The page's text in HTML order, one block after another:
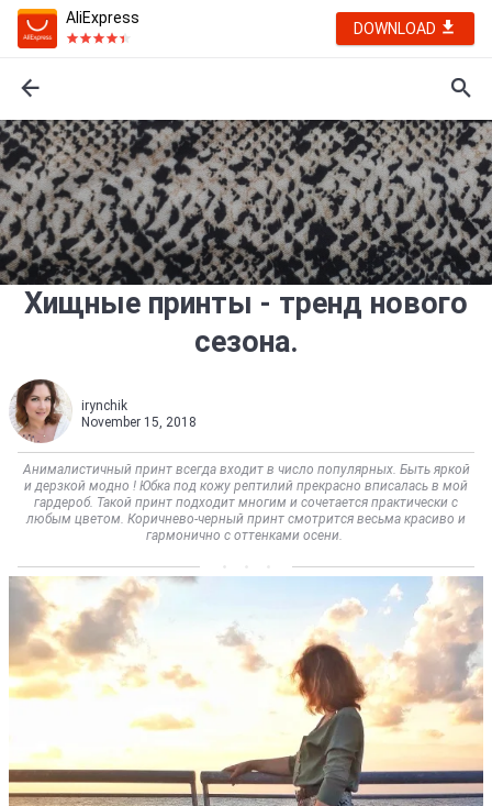
AliExpress
DOWNLOAD
Хищные принты - тренд нового
сезона.
irynchik
November 15, 2018
Анималистичный принт всегда входит в число популярных. Быть яркой
и дерзкой модно ! Юбка под кожу рептилий прекрасно вписалась в мой
гардероб. Такой принт подходит многим и сочетается практически с
любым цветом. Коричнево-черный принт смотрится весьма красиво и
гармонично с оттенками осени.